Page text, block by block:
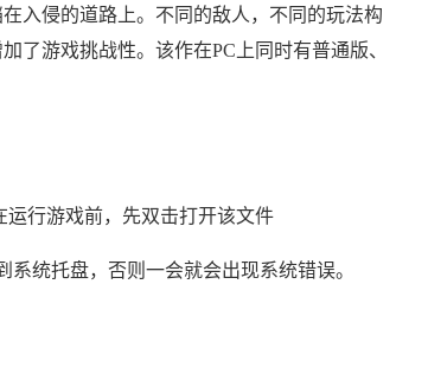
入侵的道路上。不同的敌人，不同的玩法构
了游戏挑战性。该作在PC上同时有普通版、
行游戏前，先双击打开该文件
统托盘，否则一会就会出现系统错误。